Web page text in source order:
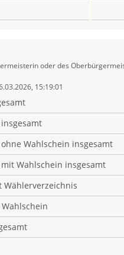
oder des
15:19:01
Wahlschein insgesamt
Wahlschein insgesamt